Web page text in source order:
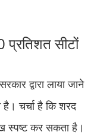
सीटों
द्वारा लाया जाने
है। चर्चा है कि शरद
स्पष्ट कर सकता है।